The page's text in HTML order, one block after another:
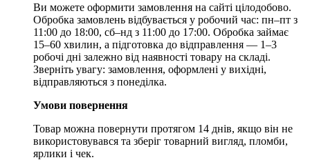
Ви можете оформити замовлення на сайті цілодобово.
Обробка замовлень відбувається у робочий час: пн–пт з
11:00 до 18:00, сб–нд з 11:00 до 17:00. Обробка займає
15–60 хвилин, а підготовка до відправлення — 1–3
робочі дні залежно від наявності товару на складі.
Зверніть увагу: замовлення, оформлені у вихідні,
відправляються з понеділка.
Умови повернення
Товар можна повернути протягом 14 днів, якщо він не
використовувався та зберіг товарний вигляд, пломби,
ярлики і чек.